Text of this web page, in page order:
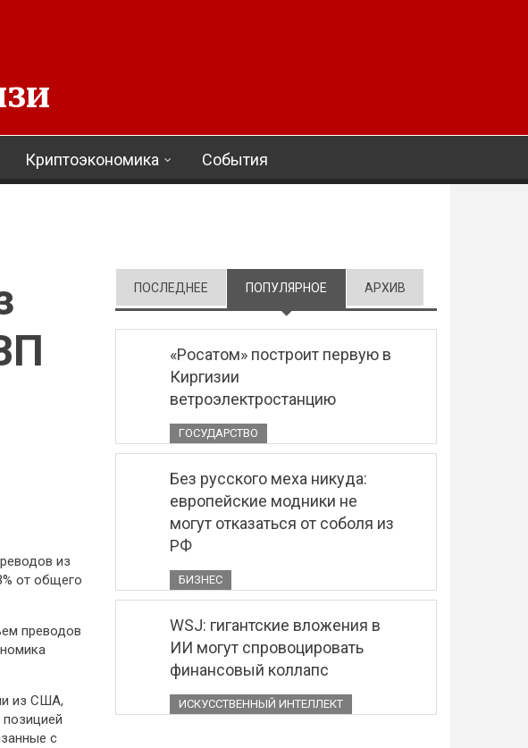
Криптоэкономика События
из
от общего
преводов
из США,
с
ПОСЛЕДНЕЕ ПОПУЛЯРНОЕ (АКТИВНАЯ ВКЛАДКА)
АРХИВ
«Росатом» построит первую в
Киргизии
ветроэлектростанцию
ГОСУДАРСТВО
Без русского меха никуда:
европейские модники не
могут отказаться от соболя из
РФ
БИЗНЕС
WSJ: гигантские вложения в
ИИ могут спровоцировать
финансовый коллапс
ИСКУССТВЕННЫЙ ИНТЕЛЛЕКТ